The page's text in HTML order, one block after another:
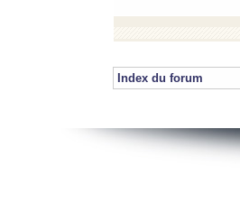
Index du forum